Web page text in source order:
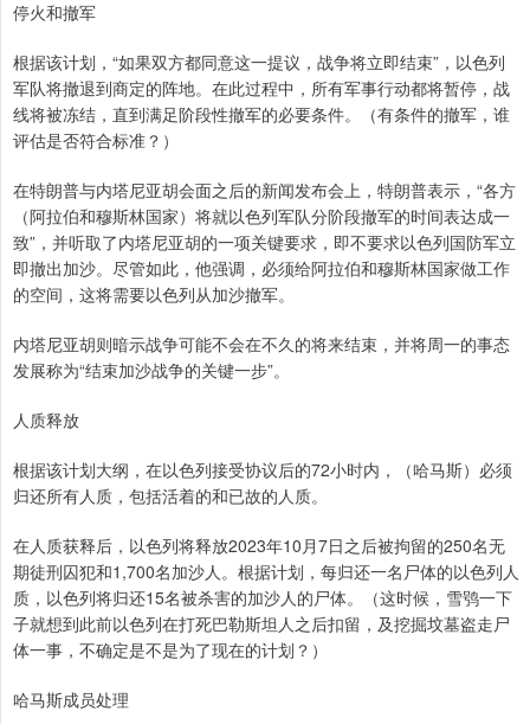
停火和撤军
根据该计划，“如果双方都同意这一提议，战争将立即结束”，以色列
军队将撤退到商定的阵地。在此过程中，所有军事行动都将暂停，战
线将被冻结，直到满足阶段性撤军的必要条件。（有条件的撤军，谁
评估是否符合标准？）
在特朗普与内塔尼亚胡会面之后的新闻发布会上，特朗普表示，“各方
（阿拉伯和穆斯林国家）将就以色列军队分阶段撤军的时间表达成一
致”，并听取了内塔尼亚胡的一项关键要求，即不要求以色列国防军立
即撤出加沙。尽管如此，他强调，必须给阿拉伯和穆斯林国家做工作
的空间，这将需要以色列从加沙撤军。
内塔尼亚胡则暗示战争可能不会在不久的将来结束，并将周一的事态
发展称为“结束加沙战争的关键一步”。
人质释放
根据该计划大纲，在以色列接受协议后的72小时内，（哈马斯）必须
归还所有人质，包括活着的和已故的人质。
在人质获释后，以色列将释放2023年10月7日之后被拘留的250名无
期徒刑囚犯和1,700名加沙人。根据计划，每归还一名尸体的以色列人
质，以色列将归还15名被杀害的加沙人的尸体。（这时候，雪鸮一下
子就想到此前以色列在打死巴勒斯坦人之后扣留，及挖掘坟墓盗走尸
体一事，不确定是不是为了现在的计划？）
哈马斯成员处理